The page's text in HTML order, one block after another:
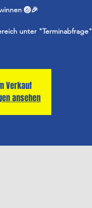
🏐🎉
unter "Terminabfrage"
Verkauf
ansehen